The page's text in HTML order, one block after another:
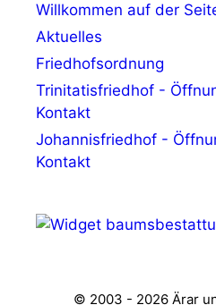
Willkommen auf der
Aktuelles
Friedhofsordnung
Trinitatisfriedhof -
Kontakt
Johannisfriedhof -
Kontakt
© 2003 - 2026 Ärar